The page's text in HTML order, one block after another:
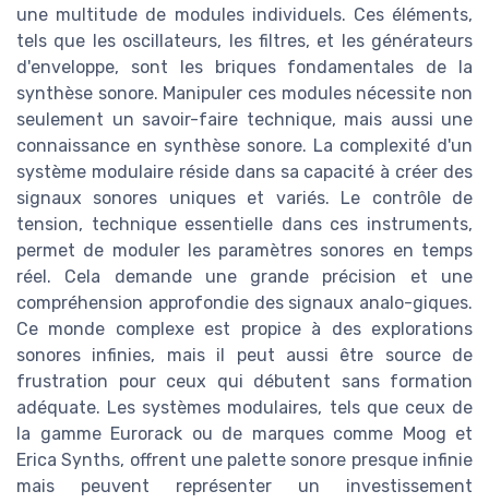
une multitude de modules individuels. Ces éléments,
tels que les oscillateurs, les filtres, et les générateurs
d'enveloppe, sont les briques fondamentales de la
synthèse sonore. Manipuler ces modules nécessite non
seulement un savoir-faire technique, mais aussi une
connaissance en synthèse sonore. La complexité d'un
système modulaire réside dans sa capacité à créer des
signaux sonores uniques et variés. Le contrôle de
tension, technique essentielle dans ces instruments,
permet de moduler les paramètres sonores en temps
réel. Cela demande une grande précision et une
compréhension approfondie des signaux analo-giques.
Ce monde complexe est propice à des explorations
sonores infinies, mais il peut aussi être source de
frustration pour ceux qui débutent sans formation
adéquate. Les systèmes modulaires, tels que ceux de
la gamme Eurorack ou de marques comme Moog et
Erica Synths, offrent une palette sonore presque infinie
mais peuvent représenter un investissement